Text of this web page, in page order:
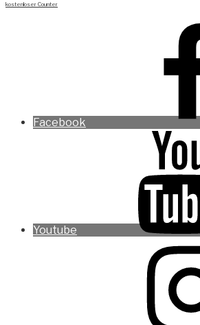
kostenloser Counter
Facebook
Youtube